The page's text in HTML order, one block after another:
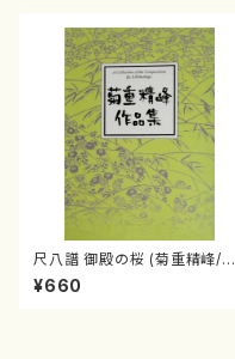
尺八譜 御殿の桜 (菊重精峰/楽
譜）
¥660